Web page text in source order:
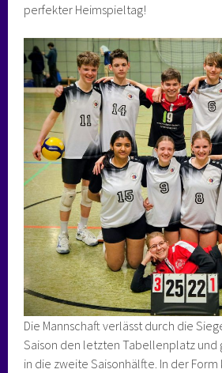
perfekter Heimspieltag!
Die Mannschaft verlässt durch die
Saison den letzten Tabellenplatz
in die zweite Saisonhälfte. In der Form